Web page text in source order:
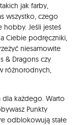
, takich jak farby,
wszystko, czego
hobby. Jeśli jesteś
Ciebie podręczniki,
niesamowite
& Dragons czy
różnorodnych,
każdego. Warto
Punkty
odblokowują stałe